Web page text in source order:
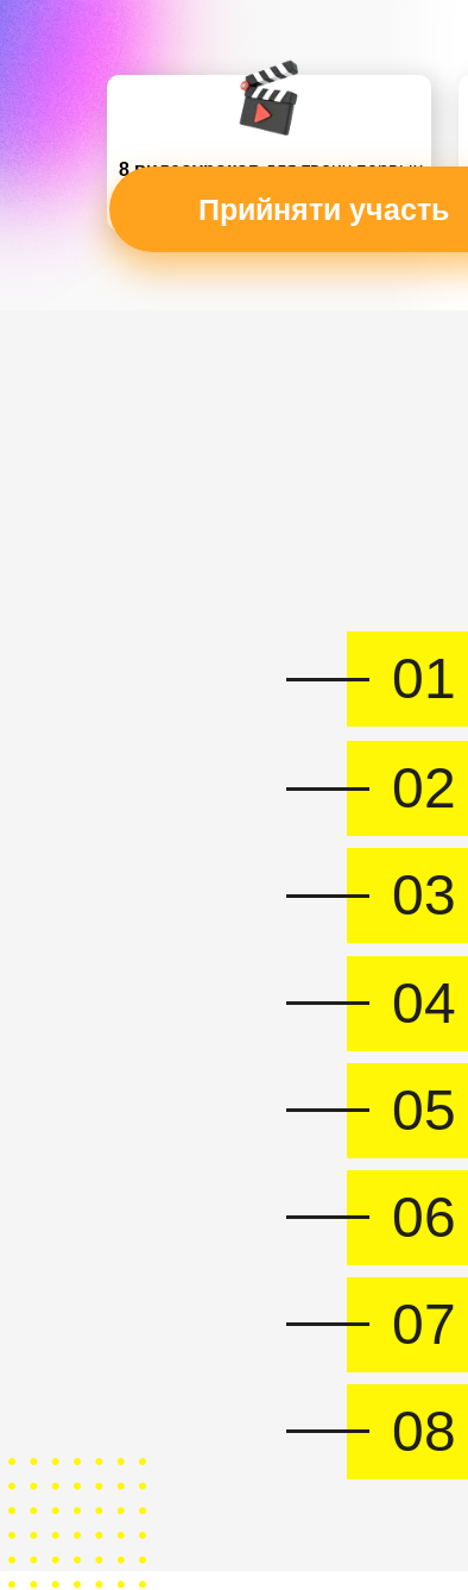
8 видеоуроковдля твоих первых
на продажах курса
Прийняти участь
01
02
03
04
05
06
07
08